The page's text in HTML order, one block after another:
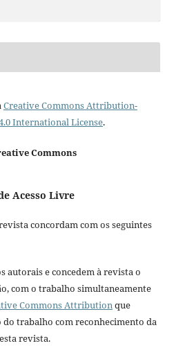
Creative Commons Attribution-
International License.
Commons
Acesso Livre
concordam com os seguintes
autorais e concedem à revista o
com o trabalho simultaneamente
Commons Attributionque
trabalho com reconhecimento da
revista.